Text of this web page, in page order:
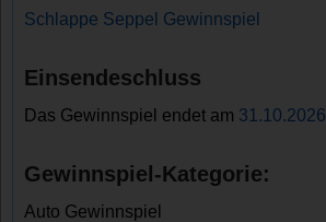
Schlappe Seppel Gewinnspiel
Einsendeschluss
Das Gewinnspiel endet am 31.10.2026
Gewinnspiel-Kategorie:
Auto Gewinnspiel